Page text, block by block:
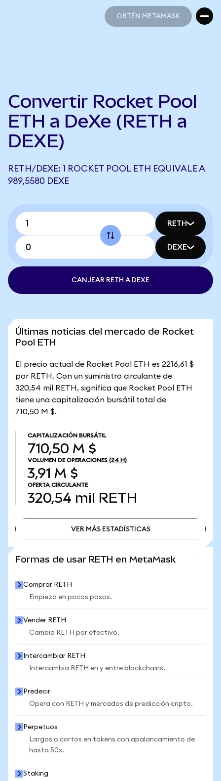
OBTÉN METAMASK
Convertir Rocket Pool
ETH a DeXe (RETH a
DEXE)
RETH/DEXE: 1 ROCKET POOL ETH EQUIVALE A
989,5580 DEXE
RETH
DEXE
CANJEAR RETH A DEXE
Últimas noticias del mercado de Rocket
Pool ETH
El precio actual de Rocket Pool ETH es 2216,61 $
por RETH. Con un suministro circulante de
320,54 mil RETH, significa que Rocket Pool ETH
tiene una capitalización bursátil total de
710,50 M $.
CAPITALIZACIÓN BURSÁTIL
710,50 M $
VOLUMEN DE OPERACIONES (24 H)
3,91 M $
OFERTA CIRCULANTE
320,54 mil RETH
VER MÁS ESTADÍSTICAS
Formas de usar RETH en MetaMask
Comprar RETH
Empieza en pocos pasos.
Vender RETH
Cambia RETH por efectivo.
Intercambiar RETH
Intercambia RETH en y entre blockchains.
Predecir
Opera con RETH y mercados de predicción cripto.
Perpetuos
Largos o cortos en tokens con apalancamiento de
hasta 50x.
Staking